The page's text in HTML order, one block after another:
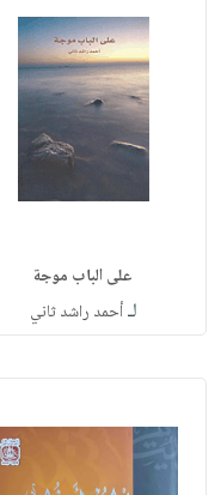
على الباب موجة
لـأحمد راشد ثاني